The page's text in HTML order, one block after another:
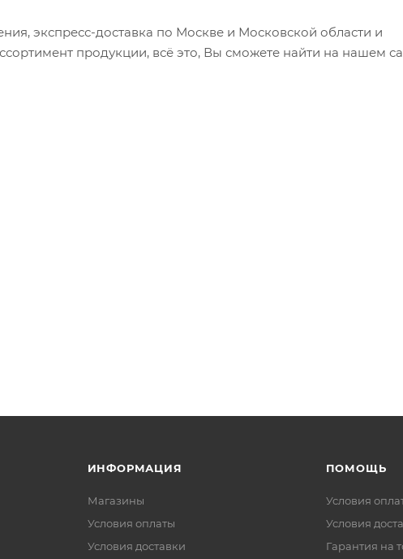
экспресс-доставка по Москве и Московской области и
продукции, всё это, Вы сможете найти на нашем
ИНФОРМАЦИЯ
Магазины
Условия оплаты
Условия доставки
ПОМОЩЬ
Условия
Условия
Гарантия на